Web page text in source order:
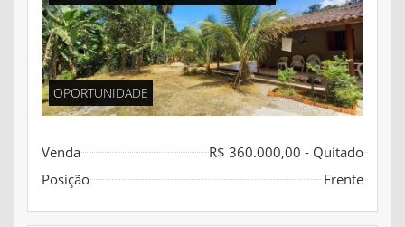
OPORTUNIDADE
Venda
R$ 360.000,00 - Quitado
Posição
Frente